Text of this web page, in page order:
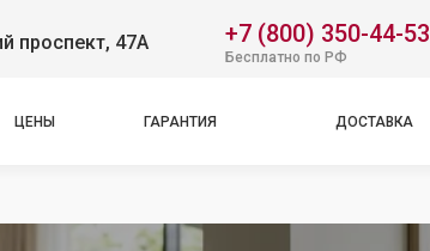
проспект, 47А +7 (800) 350-44-53
Бесплатно по РФ
ЦЕНЫ ГАРАНТИЯ ДОСТАВКА